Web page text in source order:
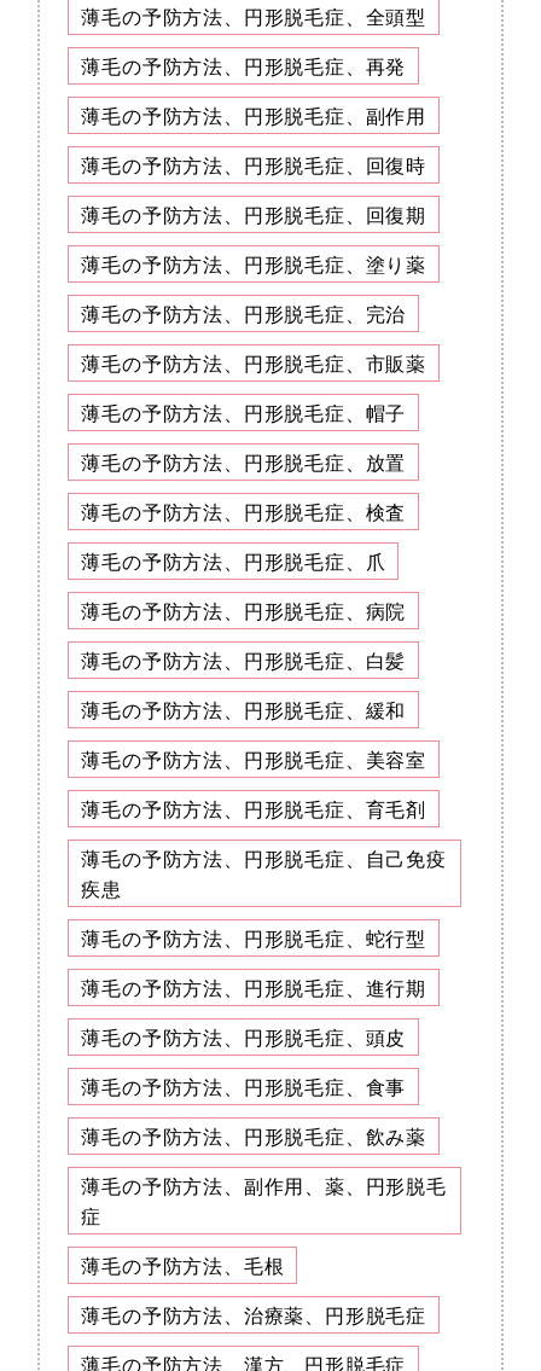
薄毛の予防方法、円形脱毛症、全頭型
薄毛の予防方法、円形脱毛症、再発
薄毛の予防方法、円形脱毛症、副作用
薄毛の予防方法、円形脱毛症、回復時
薄毛の予防方法、円形脱毛症、回復期
薄毛の予防方法、円形脱毛症、塗り薬
薄毛の予防方法、円形脱毛症、完治
薄毛の予防方法、円形脱毛症、市販薬
薄毛の予防方法、円形脱毛症、帽子
薄毛の予防方法、円形脱毛症、放置
薄毛の予防方法、円形脱毛症、検査
薄毛の予防方法、円形脱毛症、爪
薄毛の予防方法、円形脱毛症、病院
薄毛の予防方法、円形脱毛症、白髪
薄毛の予防方法、円形脱毛症、緩和
薄毛の予防方法、円形脱毛症、美容室
薄毛の予防方法、円形脱毛症、育毛剤
薄毛の予防方法、円形脱毛症、自己免疫
疾患
薄毛の予防方法、円形脱毛症、蛇行型
薄毛の予防方法、円形脱毛症、進行期
薄毛の予防方法、円形脱毛症、頭皮
薄毛の予防方法、円形脱毛症、食事
薄毛の予防方法、円形脱毛症、飲み薬
薄毛の予防方法、副作用、薬、円形脱毛
症
薄毛の予防方法、毛根
薄毛の予防方法、治療薬、円形脱毛症
薄毛の予防方法、漢方、円形脱毛症